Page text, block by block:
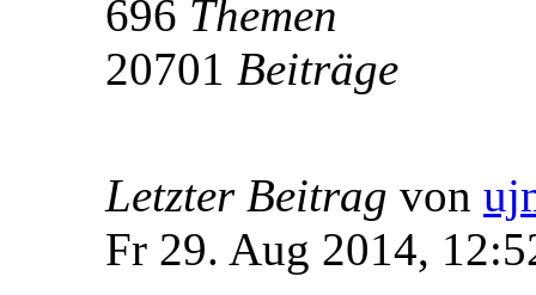
696 Themen
20701 Beiträge
Letzter Beitrag von
Fr 29. Aug 2014,